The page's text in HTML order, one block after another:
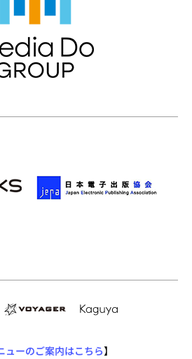
ューのご案内はこちら】